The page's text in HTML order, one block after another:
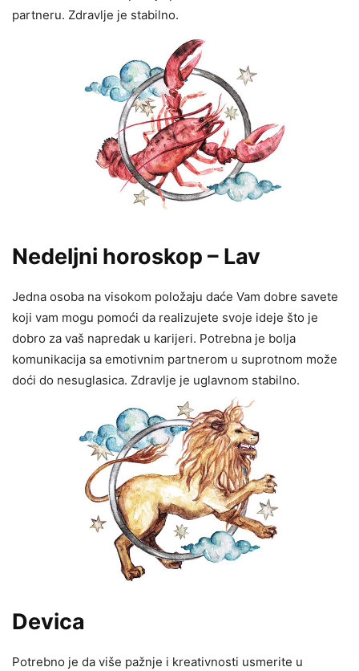
partneru. Zdravlje je stabilno.
Nedeljni horoskop – Lav
Jedna osoba na visokom položaju daće Vam dobre savete
koji vam mogu pomoći da realizujete svoje ideje što je
dobro za vaš napredak u karijeri. Potrebna je bolja
komunikacija sa emotivnim partnerom u suprotnom može
doći do nesuglasica. Zdravlje je uglavnom stabilno.
Devica
Potrebno je da više pažnje i kreativnosti usmerite u